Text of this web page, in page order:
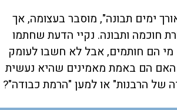
ימים תבונה", מוסבר בעצומה, אך
חוכמה ותבונה. נקיי הדעת שחתמו
מי הם חותמים, אבל לא חשבו לעומק
הם באמת מאמינים שהיא נעשית
של הרבנות" או למען "הרמת כבודה"?